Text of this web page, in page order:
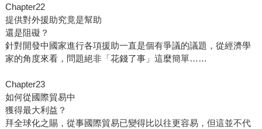
Chapter22
提供對外援助究竟是幫助
還是阻礙？
針對開發中國家進行各項援助一直是個有爭議的議題，從經濟學
家的角度來看，問題絕非「花錢了事」這麼簡單……
Chapter23
如何從國際貿易中
獲得最大利益？
拜全球化之賜，從事國際貿易已變得比以往更容易，但這並不代